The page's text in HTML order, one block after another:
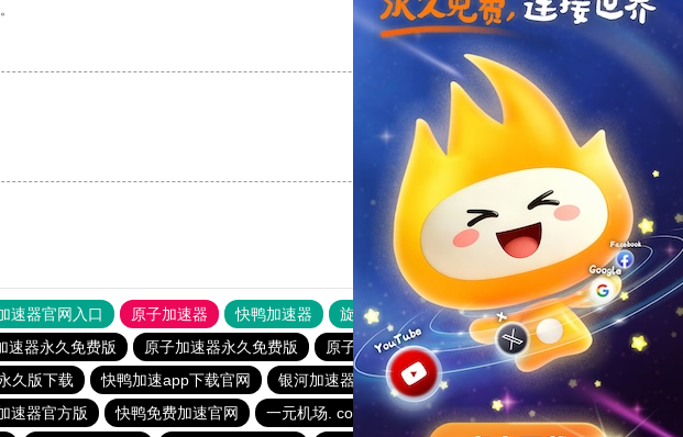
反对
反对[0]
速器官网入口 原子加速器 快鸭加速器 旋风加速度器 外网网址导航
软件中心
速器永久免费版 原子加速器永久免费版 原子加速器永久免费版
一元机场. com
久版下载 快鸭加速app下载官网 银河加速器 小飞象加速器
旋风加速下载
速器官方版 快鸭免费加速官网 一元机场. com
旋风加速下载